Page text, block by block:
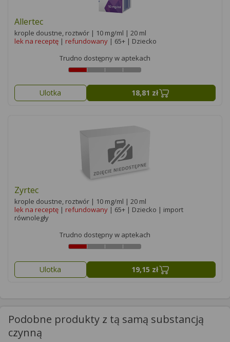
Allertec
krople doustne, roztwór | 10 mg/ml | 20 ml
lek na receptę | refundowany | 65+ | Dziecko
Trudno dostępny w aptekach
Ulotka 18,81 zł
Zyrtec
krople doustne, roztwór | 10 mg/ml | 20 ml
lek na receptę | refundowany | 65+ | Dziecko | import
równoległy
Trudno dostępny w aptekach
Ulotka 19,15 zł
Podobne produkty z tą samą substancją
czynną